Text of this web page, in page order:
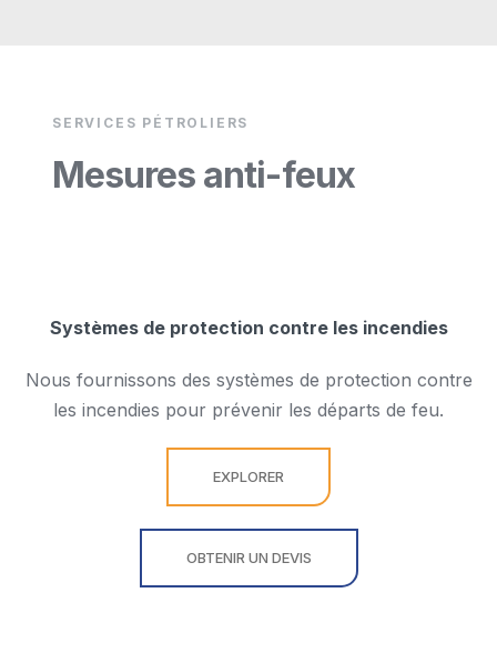
SERVICES PÉTROLIERS
Mesures anti-feux
Systèmes de protection contre les incendies
Nous fournissons des systèmes de protection contre
les incendies pour prévenir les départs de feu.
EXPLORER
OBTENIR UN DEVIS